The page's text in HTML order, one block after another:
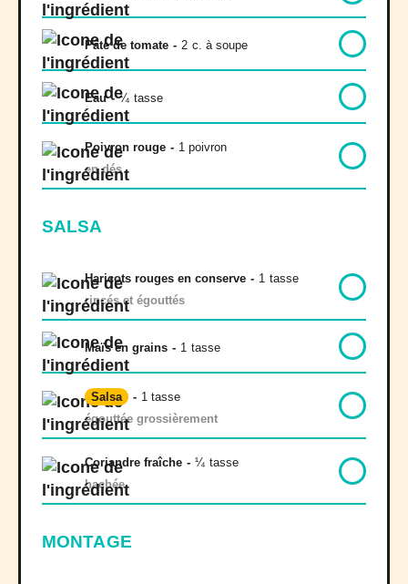
Pâte de tomate - 2 c. à soupe
Eau - ¼ tasse
Poivron rouge - 1 poivron
en dés
SALSA
Haricots rouges en conserve - 1 tasse
rincés et égouttés
Maïs en grains - 1 tasse
Salsa - 1 tasse
égouttée grossièrement
Coriandre fraîche - ¼ tasse
hachée
MONTAGE